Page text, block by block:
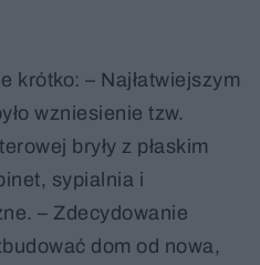
krótko: – Najłatwiejszym
wzniesienie tzw.
bryły z płaskim
sypialnia i
– Zdecydowanie
dom od nowa,